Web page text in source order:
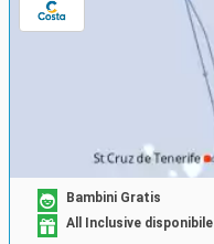
Bambini Gratis
All Inclusive disponibile